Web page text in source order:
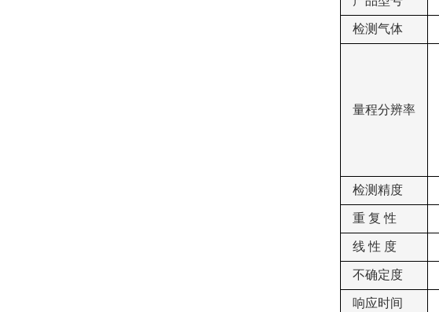
检测气体
量程分辨率
检测精度
重 复 性
线 性 度
不确定度
响应时间